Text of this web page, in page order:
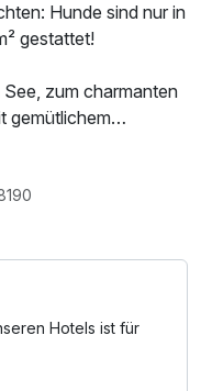
Hunde sind nur in
gestattet!
zum charmanten
gemütlichem
bietet das VILA
oder
Bungalows im
harmonisch die
Saunabenutzung,
zum Bahnhof,
nach check out,
Hotels ist für